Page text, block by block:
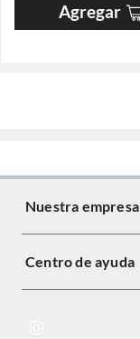
Agregar
Nuestra empresa
Centro de ayuda